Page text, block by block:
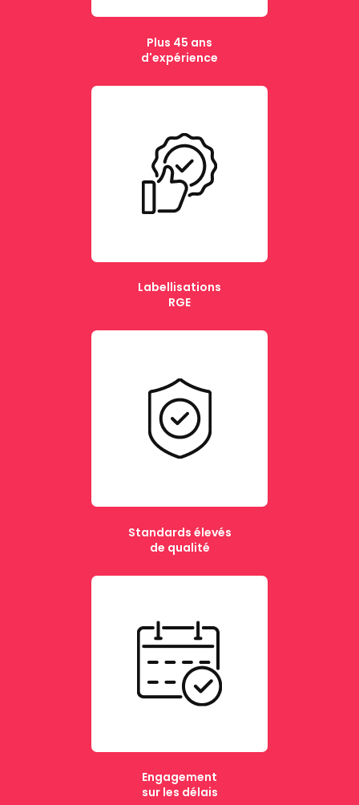
Plus 45 ans
d'expérience
Labellisations
RGE
Standards élevés
de qualité
Engagement
sur les délais